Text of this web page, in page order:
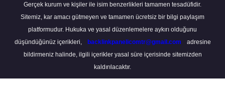
Gerçek kurum ve kişiler ile isim benzerlikleri tamamen tesadüfidir.
Sitemiz, kar amacı gütmeyen ve tamamen ücretsiz bir bilgi paylaşım
platformudur. Hukuka ve yasal düzenlemelere aykırı olduğunu
düşündüğünüz içerikleri,
backlinkpanelicomtr@gmail.com
adresine
bildirmeniz halinde, ilgili içerikler yasal süre içerisinde sitemizden
kaldırılacaktır.